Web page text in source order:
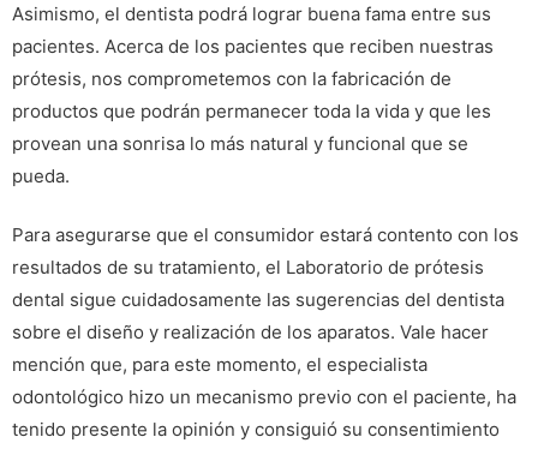
Asimismo, el dentista podrá lograr buena fama entre sus
pacientes. Acerca de los pacientes que reciben nuestras
prótesis, nos comprometemos con la fabricación de
productos que podrán permanecer toda la vida y que les
provean una sonrisa lo más natural y funcional que se
pueda.
Para asegurarse que el consumidor estará contento con los
resultados de su tratamiento, el Laboratorio de prótesis
dental sigue cuidadosamente las sugerencias del dentista
sobre el diseño y realización de los aparatos. Vale hacer
mención que, para este momento, el especialista
odontológico hizo un mecanismo previo con el paciente, ha
tenido presente la opinión y consiguió su consentimiento